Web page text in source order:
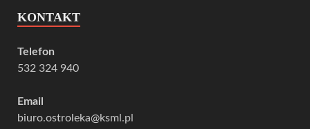
KONTAKT
Telefon
532 324 940
Email
biuro.ostroleka@ksml.pl